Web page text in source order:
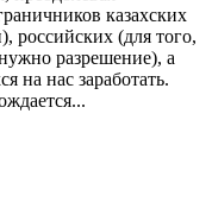
казахских
российских (для того,
разрешение), а
на нас заработать.